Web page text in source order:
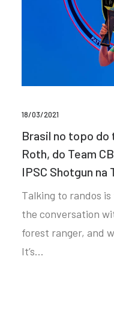
18/03/2021
Brasil no topo
Roth, do Team
IPSC Shotgun na
Talking to randos
the conversation
forest ranger, and
It’s…